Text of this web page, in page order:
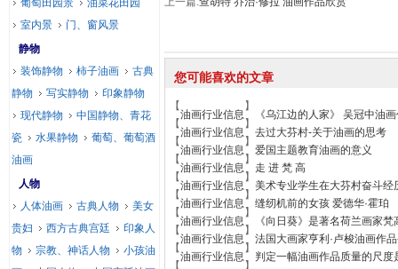
您可能喜欢的文章
【油画行业信息 】 《乌江边的人家》 吴冠中油
【油画行业信息 】 去过大芬村-关于油画的思考
【油画行业信息 】 爱国主题教育油画的意义
【油画行业信息 】 走 进 梵 高
【油画行业信息 】 美术专业学生在大芬村奋斗经
【油画行业信息 】 缝纫机前的女孩 爱德华·霍珀
【油画行业信息 】 《向日葵》是著名荷兰画家梵
【油画行业信息 】 法国大画家亨利·卢梭油画作
【油画行业信息 】 判定一幅油画作品质量的尺度
葡萄田园景
油菜花田园
室内景
门、窗风景
静物
装饰静物
柿子油画
古典
静物
写实静物
印象静物
现代静物
中国静物、青花
瓷
水果静物
葡萄、葡萄酒
油画
人物
人体油画
古典人物
美女
贵妇
西方古典宫廷
印象人
物
宗教、神话人物
小孩油